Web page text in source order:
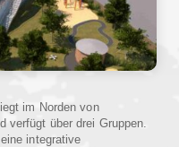
im Norden von
verfügt über drei Gruppen.
integrative